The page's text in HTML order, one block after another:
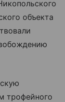
объекта
трофейного